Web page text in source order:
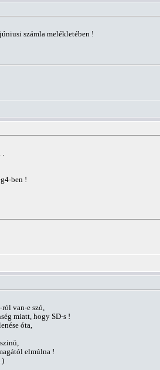
számla melékletében !
ben !
van-e szó,
miatt, hogy SD-s !
óta,
elmúlna !
)